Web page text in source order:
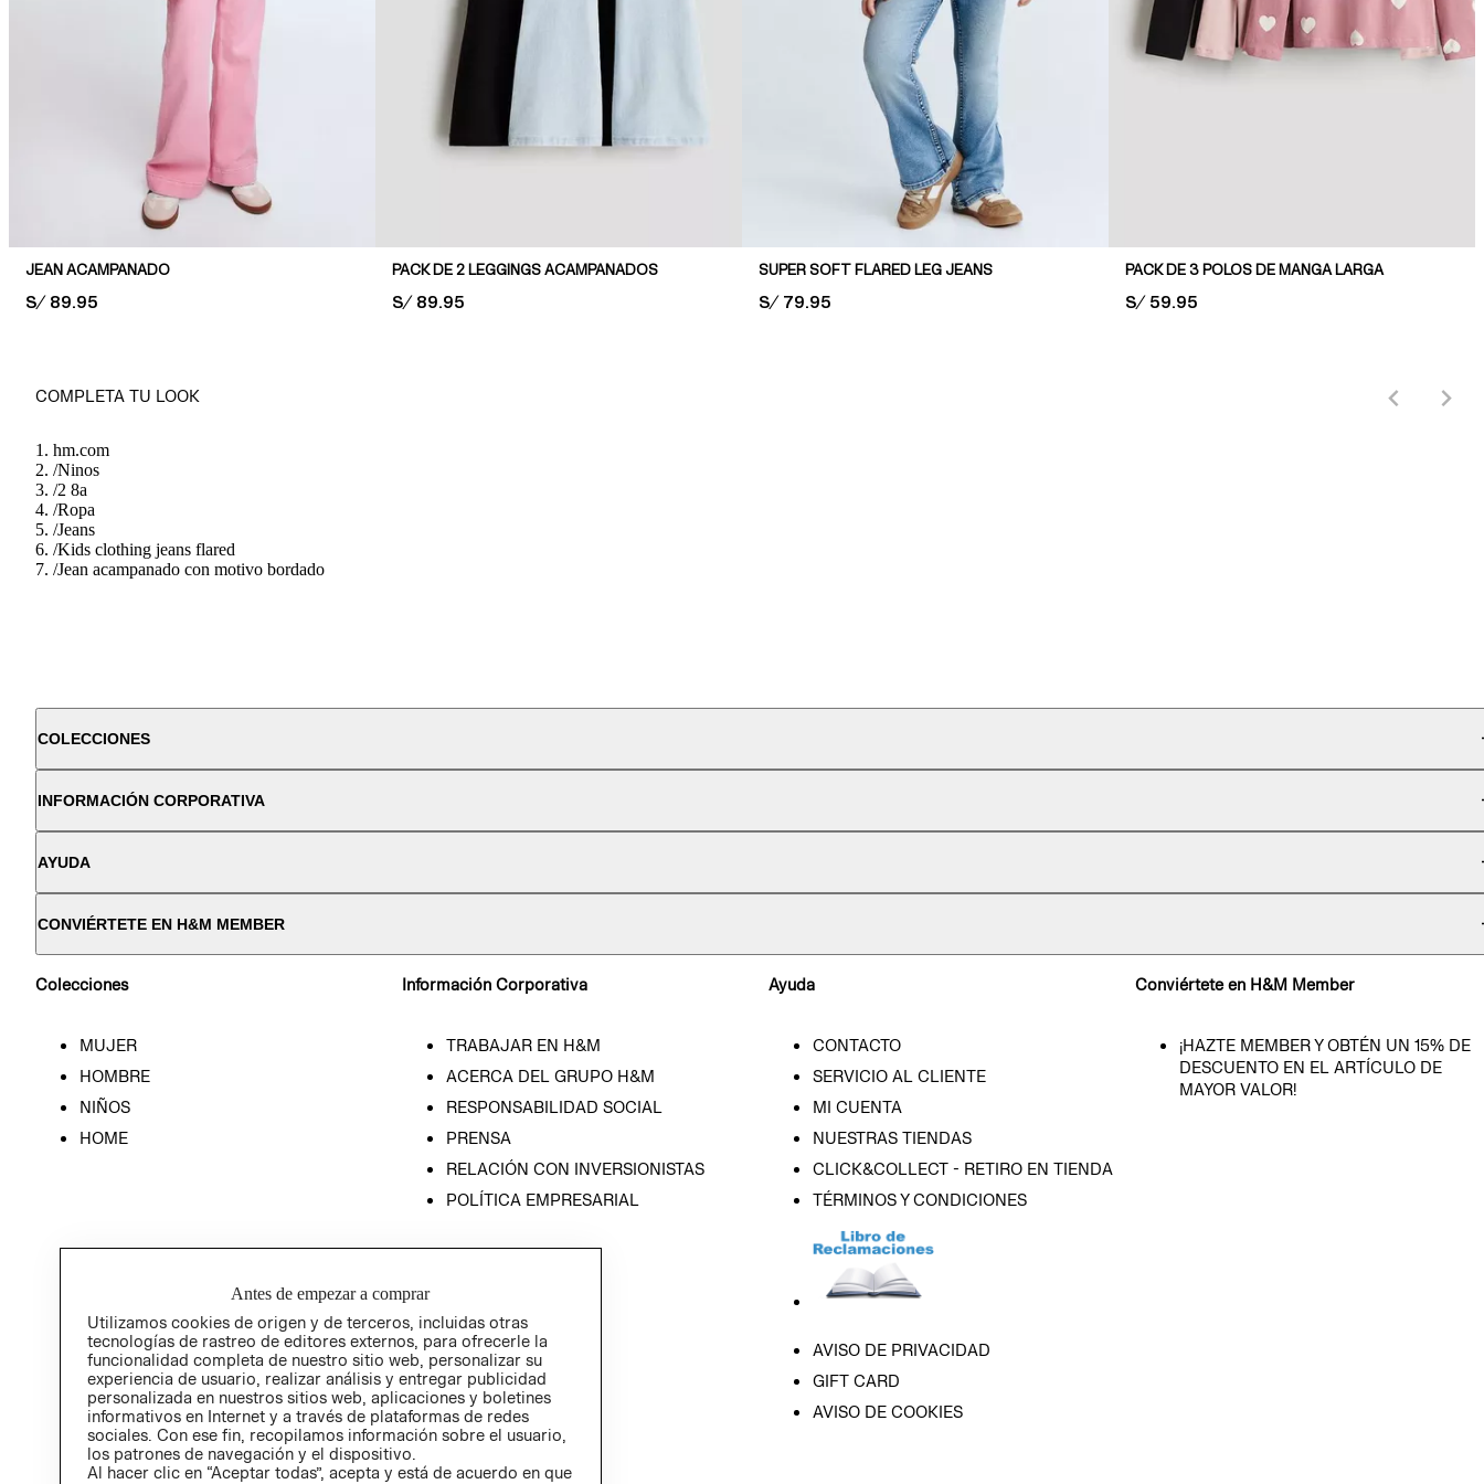
JEAN ACAMPANADO
PRICE:
S/ 89.95
PACK DE 2 LEGGINGS ACAMPANADOS
PRICE:
S/ 89.95
SUPER SOFT FLARED LEG JEANS
PRICE:
S/ 79.95
PACK DE 3 POLOS DE MANGA LARGA
PRICE:
S/ 59.95
COMPLETA TU LOOK
hm.com
/Ninos
/2 8a
/Ropa
/Jeans
/Kids clothing jeans flared
/Jean acampanado con motivo bordado
COLECCIONES
INFORMACIÓN CORPORATIVA
AYUDA
CONVIÉRTETE EN H&M MEMBER
Colecciones
MUJER
HOMBRE
NIÑOS
HOME
Información Corporativa
TRABAJAR EN H&M
ACERCA DEL GRUPO H&M
RESPONSABILIDAD SOCIAL
PRENSA
RELACIÓN CON INVERSIONISTAS
POLÍTICA EMPRESARIAL
Ayuda
CONTACTO
SERVICIO AL CLIENTE
MI CUENTA
NUESTRAS TIENDAS
CLICK&COLLECT - RETIRO EN TIENDA
TÉRMINOS Y CONDICIONES
AVISO DE PRIVACIDAD
GIFT CARD
AVISO DE COOKIES
Conviértete en H&M Member
¡HAZTE MEMBER Y OBTÉN UN 15% DE
DESCUENTO EN EL ARTÍCULO DE
MAYOR VALOR!
Antes de empezar a comprar
Utilizamos cookies de origen y de terceros, incluidas otras
tecnologías de rastreo de editores externos, para ofrecerle la
funcionalidad completa de nuestro sitio web, personalizar su
experiencia de usuario, realizar análisis y entregar publicidad
personalizada en nuestros sitios web, aplicaciones y boletines
informativos en Internet y a través de plataformas de redes
sociales. Con ese fin, recopilamos información sobre el usuario,
los patrones de navegación y el dispositivo.
Al hacer clic en “Aceptar todas”, acepta y está de acuerdo en que